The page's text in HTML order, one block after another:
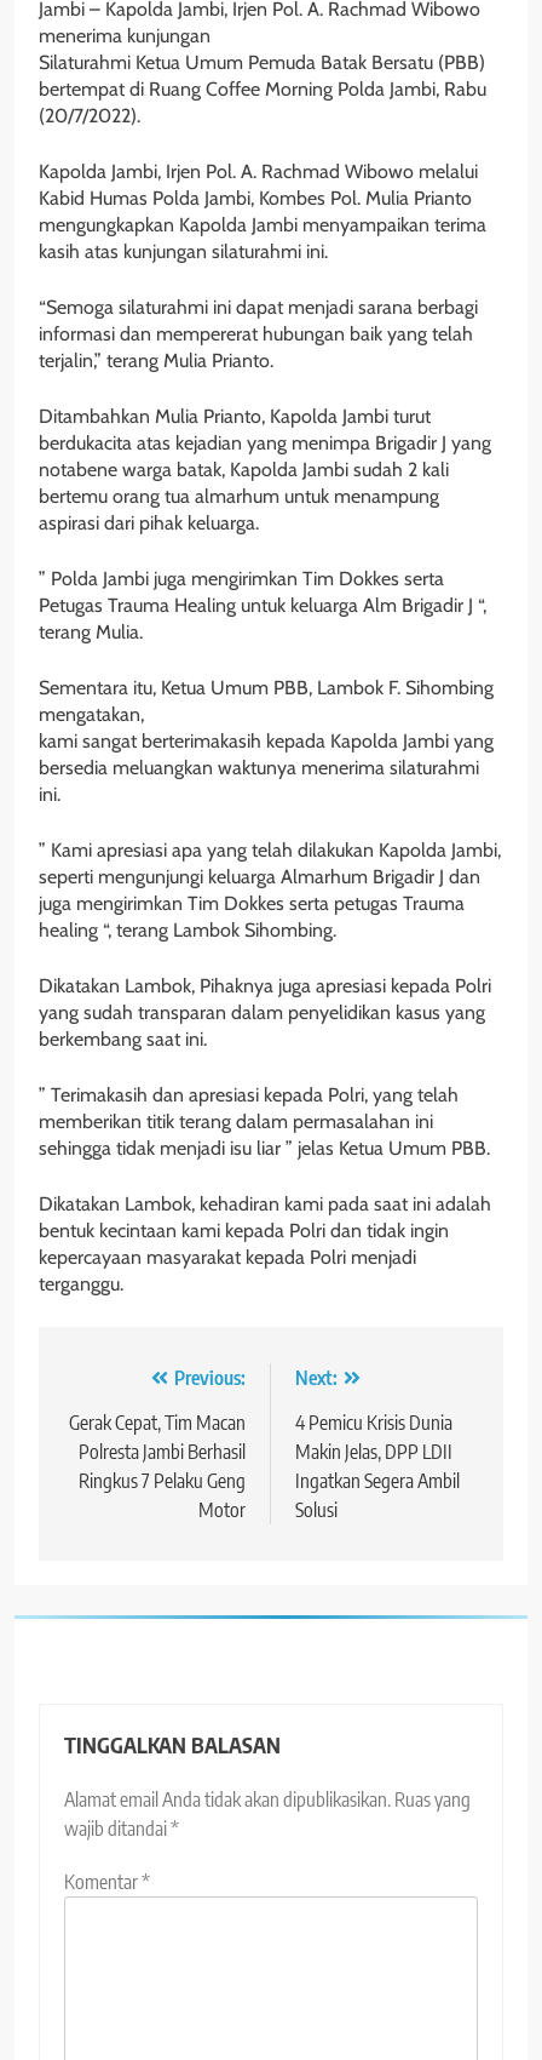
Jambi – Kapolda Jambi, Irjen Pol. A. Rachmad Wibowo
menerima kunjungan
Silaturahmi Ketua Umum Pemuda Batak Bersatu (PBB)
bertempat di Ruang Coffee Morning Polda Jambi, Rabu
(20/7/2022).
Kapolda Jambi, Irjen Pol. A. Rachmad Wibowo melalui
Kabid Humas Polda Jambi, Kombes Pol. Mulia Prianto
mengungkapkan Kapolda Jambi menyampaikan terima
kasih atas kunjungan silaturahmi ini.
“Semoga silaturahmi ini dapat menjadi sarana berbagi
informasi dan mempererat hubungan baik yang telah
terjalin,” terang Mulia Prianto.
Ditambahkan Mulia Prianto, Kapolda Jambi turut
berdukacita atas kejadian yang menimpa Brigadir J yang
notabene warga batak, Kapolda Jambi sudah 2 kali
bertemu orang tua almarhum untuk menampung
aspirasi dari pihak keluarga.
” Polda Jambi juga mengirimkan Tim Dokkes serta
Petugas Trauma Healing untuk keluarga Alm Brigadir J “,
terang Mulia.
Sementara itu, Ketua Umum PBB, Lambok F. Sihombing
mengatakan,
kami sangat berterimakasih kepada Kapolda Jambi yang
bersedia meluangkan waktunya menerima silaturahmi
ini.
” Kami apresiasi apa yang telah dilakukan Kapolda Jambi,
seperti mengunjungi keluarga Almarhum Brigadir J dan
juga mengirimkan Tim Dokkes serta petugas Trauma
healing “, terang Lambok Sihombing.
Dikatakan Lambok, Pihaknya juga apresiasi kepada Polri
yang sudah transparan dalam penyelidikan kasus yang
berkembang saat ini.
” Terimakasih dan apresiasi kepada Polri, yang telah
memberikan titik terang dalam permasalahan ini
sehingga tidak menjadi isu liar ” jelas Ketua Umum PBB.
Dikatakan Lambok, kehadiran kami pada saat ini adalah
bentuk kecintaan kami kepada Polri dan tidak ingin
kepercayaan masyarakat kepada Polri menjadi
terganggu.
Navigasi
pos
Previous:
Gerak Cepat, Tim Macan
Polresta Jambi Berhasil
Ringkus 7 Pelaku Geng
Motor
Next:
4 Pemicu Krisis Dunia
Makin Jelas, DPP LDII
Ingatkan Segera Ambil
Solusi
TINGGALKAN BALASAN
Alamat email Anda tidak akan dipublikasikan. Ruas yang
wajib ditandai*
Komentar*